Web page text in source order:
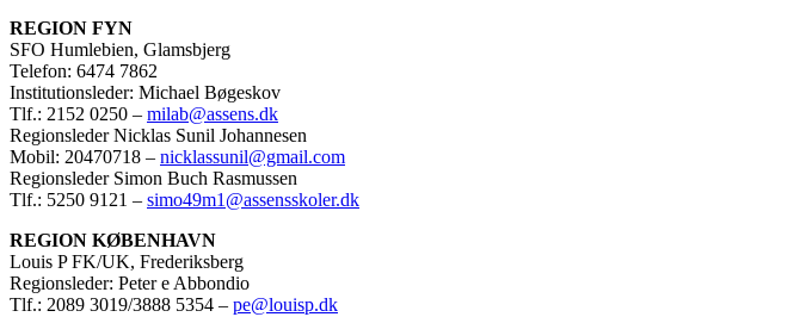
REGION FYN
SFO Humlebien, Glamsbjerg
Telefon: 6474 7862
Institutionsleder: Michael Bøgeskov
Tlf.: 2152 0250 – milab@assens.dk
Regionsleder Nicklas Sunil Johannesen
Mobil: 20470718 – nicklassunil@gmail.com
Regionsleder Simon Buch Rasmussen
Tlf.: 5250 9121 – simo49m1@assensskoler.dk
REGION KØBENHAVN
Louis P FK/UK, Frederiksberg
Regionsleder: Peter e Abbondio
Tlf.: 2089 3019/3888 5354 – pe@louisp.dk